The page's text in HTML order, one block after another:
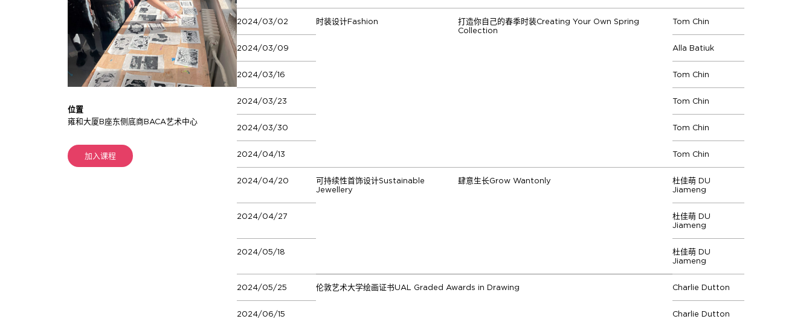
位置
雍和大厦B座东侧底商BACA艺术中心
加入课程
2024/03/02 时装设计Fashion
打造你自己的春季时装Creating Your Own Spring
Collection
Tom Chin
2024/03/09 Alla Batiuk
2024/03/16 Tom Chin
2024/03/23 Tom Chin
2024/03/30 Tom Chin
2024/04/13 Tom Chin
2024/04/20
可持续性首饰设计Sustainable
Jewellery
肆意生长Grow Wantonly
杜佳萌 DU
Jiameng
2024/04/27
杜佳萌 DU
Jiameng
2024/05/18
杜佳萌 DU
Jiameng
2024/05/25 伦敦艺术大学绘画证书UAL Graded Awards in Drawing Charlie Dutton
2024/06/15 Charlie Dutton